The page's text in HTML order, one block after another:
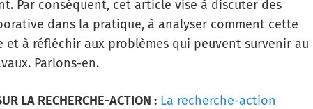
Par conséquent, cet article vise à discuter des
dans la pratique, à analyser comment cette
à réfléchir aux problèmes qui peuvent survenir au
Parlons-en.
LA RECHERCHE-ACTION : La recherche-action